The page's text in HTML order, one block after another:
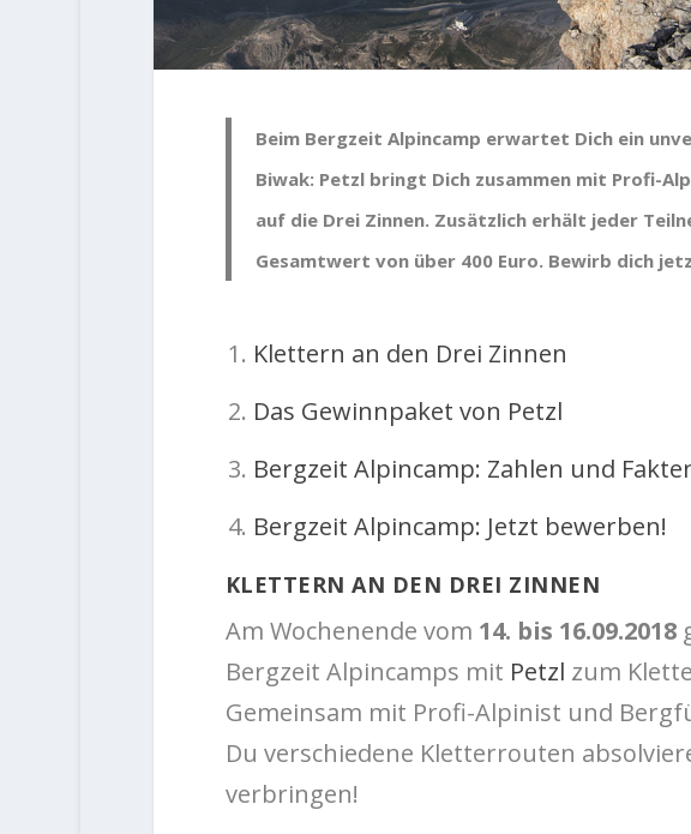
Beim Bergzeit Alpincamp erwartet Dich ein
Biwak: Petzl bringt Dich zusammen mit Profi-
auf die Drei Zinnen. Zusätzlich erhält jeder
Gesamtwert von über 400 Euro. Bewirb dich
Klettern an den Drei Zinnen
Das Gewinnpaket von Petzl
Bergzeit Alpincamp: Zahlen und
Bergzeit Alpincamp: Jetzt bewerben!
KLETTERN AN DEN DREI ZINNEN
Am Wochenende vom 14. bis 16.09.2018
Bergzeit Alpincamps mit Petzl zum
Gemeinsam mit Profi-Alpinist und
Du verschiedene Kletterrouten
verbringen!